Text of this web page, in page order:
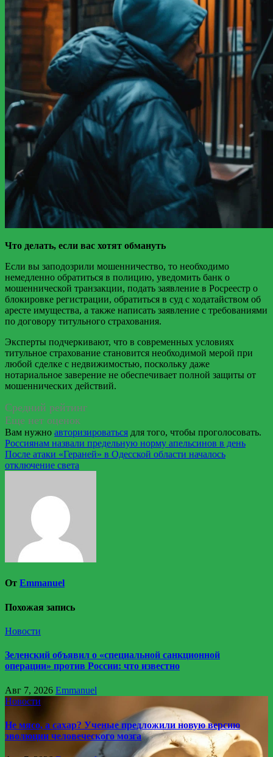
Что делать, если вас хотят обмануть
Если вы заподозрили мошенничество, то необходимо
немедленно обратиться в полицию, уведомить банк о
мошеннической транзакции, подать заявление в Росреестр о
блокировке регистрации, обратиться в суд с ходатайством об
аресте имущества, а также написать заявление с требованиями
по договору титульного страхования.
Эксперты подчеркивают, что в современных условиях
титульное страхование становится необходимой мерой при
любой сделке с недвижимостью, поскольку даже
нотариальное заверение не обеспечивает полной защиты от
мошеннических действий.
Средний рейтинг
Еще нет оценок
Вам нужно авторизироваться для того, чтобы проголосовать.
Навигация
по
Россиянам назвали предельную норму апельсинов в день
После атаки «Гераней» в Одесской области началось
отключение света
От Emmanuel
Похожая запись
Новости
Зеленский объявил о «специальной санкционной
операции» против России: что известно
Авг 7, 2026 Emmanuel
Новости
Не мясо, а сахар? Ученые предложили новую версию
эволюции человеческого мозга